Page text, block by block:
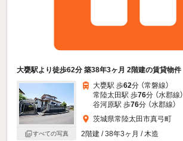
大甕駅より徒歩62分 築38年3ヶ月 2階建の賃貸物件
すべての写真
大甕駅 歩62分 （常磐線）
常陸太田駅 歩76分 （水郡線）
谷河原駅 歩76分 （水郡線）
茨城県常陸太田市真弓町
2階建 / 38年3ヶ月 / 木造